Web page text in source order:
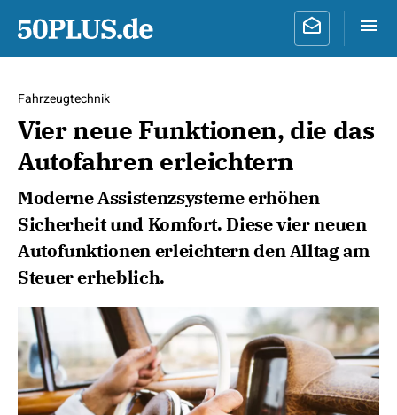
Fahrzeugtechnik
Vier neue Funktionen, die das
Autofahren erleichtern
Moderne Assistenzsysteme erhöhen
Sicherheit und Komfort. Diese vier neuen
Autofunktionen erleichtern den Alltag am
Steuer erheblich.